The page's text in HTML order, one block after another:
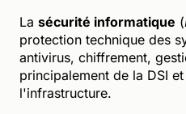
La sécurité informatique (
protection technique des
antivirus, chiffrement,
principalement de la DSI
l'infrastructure.